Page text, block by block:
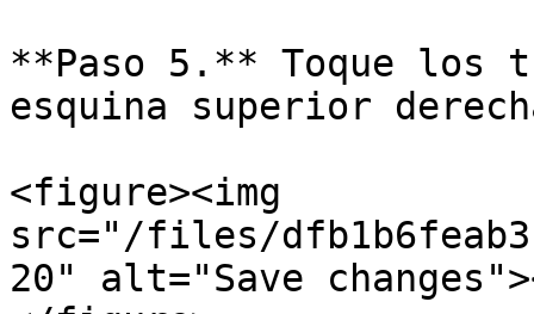
**Paso 5.** Toque los
esquina superior
<figure><img
src="/files/
20" alt="Save